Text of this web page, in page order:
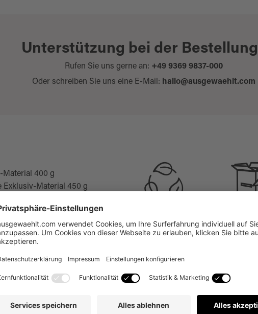
Unterstützung bei der
Rufen Sie uns gerne an: +49 9369 9837-000
Oder schreiben Sie uns eine E-Mail: hallo@ausgewaehlt.com
Material 400 g
Exklusiv-Material 450 g
Umwelt-Material
für
zu präsentieren, ist
mit Logo,
ansprechenden Muster.
Schmuckkarten drucken
passend für Halsketten,
in drei Materialien
alle sichtbaren Seiten